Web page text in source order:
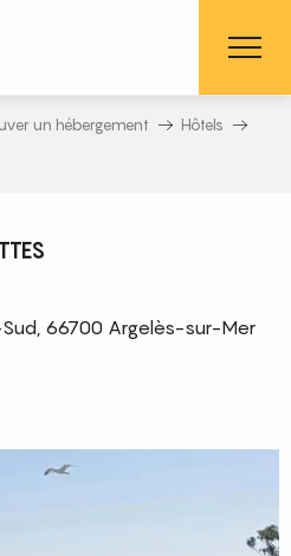
un hébergement
Hôtels
66700 Argelès-sur-Mer